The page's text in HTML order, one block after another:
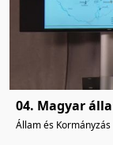
04. Magyar
Állam és Kormányzás